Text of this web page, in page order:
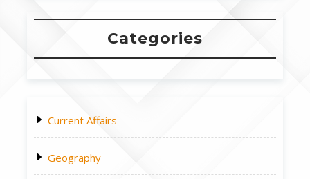
Categories
Current Affairs
Geography